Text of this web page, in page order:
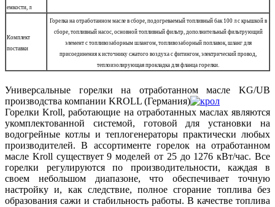
емкости, л
Комплект
поставки
Горелка на отработанном масле в сборе, подогреваемый топливный бак 100 л с крышкой в
сборе, топливный насос, основной топливный фильтр, дополнительный фильтрующий
элемент с топливозаборным шлангом, топливозаборный поплавок, шланг для
присоединения к источнику сжатого воздуха с фитингом, электрический провод,
теплоизолирующая прокладка для фланца горелки.
Универсальные горелки на отработанном масле KG/UB
производства компании KROLL (Германия)
Горелки Kroll, работающие на отработанных маслах являются
укомплектованной системой, готовой для установки на
водогрейные котлы и теплогенераторы практически любых
производителей. В ассортименте горелок на отработанном
масле Kroll существует 9 моделей от 25 до 1276 кВт/час. Все
горелки регулируются по производительности, каждая в
своем небольшом диапазоне, что обеспечивает точную
настройку и, как следствие, полное сгорание топлива без
образования сажи и стабильность работы. В качестве топлива